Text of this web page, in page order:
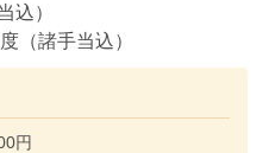
込）
（諸手当込）
円